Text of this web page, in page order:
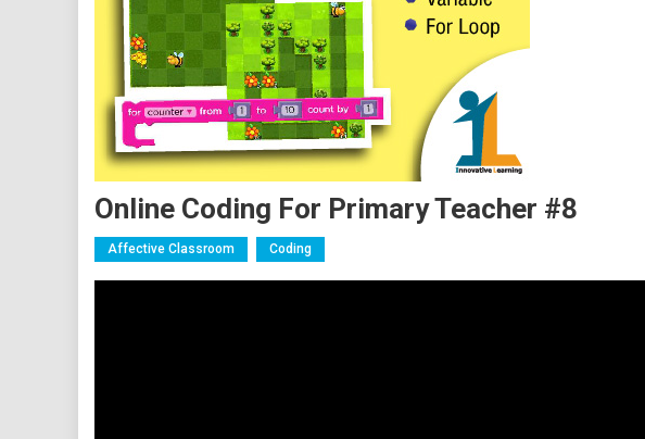
Online Coding For Primary Teacher #8
Affective Classroom Coding